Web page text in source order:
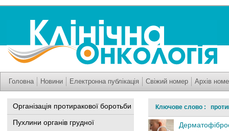
Головна Новини Електронна публікація Свіжий номер Архів
Організація протиракової боротьби
Пухлини органів грудної
Ключове слово :